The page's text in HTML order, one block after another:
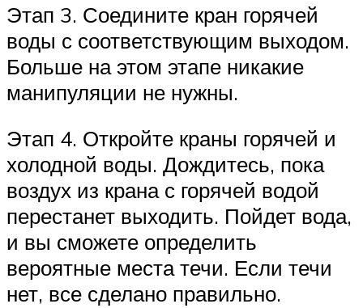
Этап 3. Соедините кран горячей
воды с соответствующим выходом.
Больше на этом этапе никакие
манипуляции не нужны.
Этап 4. Откройте краны горячей и
холодной воды. Дождитесь, пока
воздух из крана с горячей водой
перестанет выходить. Пойдет вода,
и вы сможете определить
вероятные места течи. Если течи
нет, все сделано правильно.